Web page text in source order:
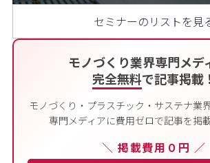
モノづくり業界専門メデ
完全無料で記事掲載！
モノづくり・プラスチック・サステナ業
専門メディアに費用ゼロで記事を掲
＼ 掲載費用０円 ／
セミナーのリストを見